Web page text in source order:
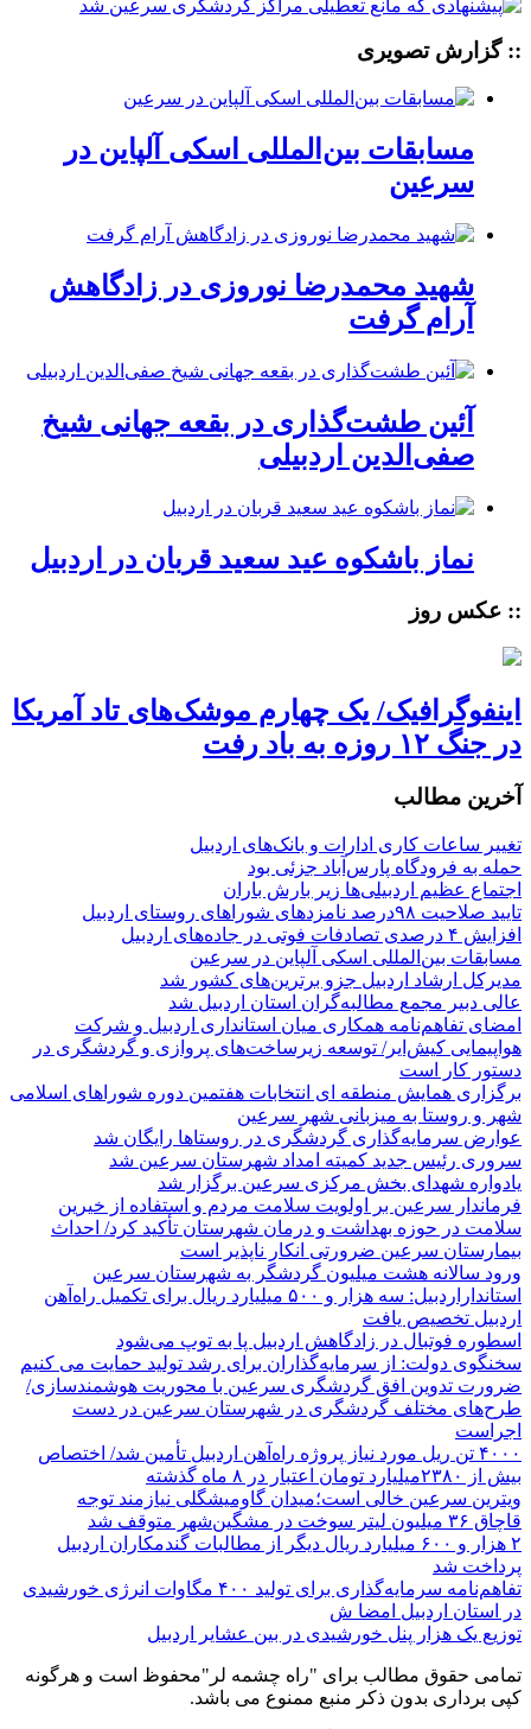
:: گزارش تصویری
مسابقات بین‌المللی اسکی آلپاین در
سرعین
شهید محمدرضا نوروزی در زادگاهش
آرام گرفت
آئین طشت‌گذاری در بقعه جهانی شیخ
صفی‌الدین اردبیلی
نماز باشکوه عید سعید قربان در اردبیل
:: عکس روز
اینفوگرافیک/ یک چهارم موشک‌های تاد آمریکا
در جنگ ۱۲ روزه به باد رفت
آخرین مطالب
تغییر ساعات کاری ادارات و بانک‌های اردبیل
حمله به فرودگاه پارس‌‌آباد جزئی بود
اجتماع عظیم اردبیلی‌ها زیر بارش باران
تایید صلاحیت ۹۸درصد نامزدهای شوراهای روستای اردبیل
افزایش ۴ درصدی تصادفات فوتی در جاده‌های اردبیل
مسابقات بین‌المللی اسکی آلپاین در سرعین
مدیرکل ارشاد اردبیل جزو برترین‌های کشور شد
عالی دبیر مجمع مطالبه‌گران استان اردبیل شد
امضای تفاهم‌نامه همکاری میان استانداری اردبیل و شرکت
هواپیمایی کیش‌ایر/ توسعه زیرساخت‌های پروازی و گردشگری در
دستور کار است
برگزاری همایش منطقه ای انتخابات هفتمین دوره شوراهای اسلامی
شهر و روستا به میزبانی شهر سرعین
عوارض سرمایه‌گذاری گردشگری در روستاها رایگان شد
سروری رئیس جدید کمیته امداد شهرستان سرعین شد
یادواره شهدای بخش مرکزی سرعین برگزار شد
فرماندار سرعین بر اولویت سلامت مردم و استفاده از خیرین
سلامت در حوزه بهداشت و درمان شهرستان تأکید کرد/ احداث
بیمارستان سرعین ضرورتی انکار ناپذیر است
ورود سالانه هشت میلیون گردشگر به شهرستان سرعین
استانداراردبیل: سه هزار و ۵۰۰ میلیارد ریال برای تکمیل راه‌آهن
اردبیل تخصیص یافت
اسطوره فوتبال در زادگاهش اردبیل پا به توپ می‌شود
سخنگوی دولت: از سرمایه‌گذاران برای رشد تولید حمایت می کنیم
ضرورت تدوین افق گردشگری سرعین با محوریت هوشمندسازی/
طرح‌های مختلف گردشگری در شهرستان سرعین در دست
اجراست
۴۰۰۰ تن ریل مورد نیاز پروژه راه‌آهن اردبیل تأمین شد/ اختصاص
بیش از ۲۳۸۰میلیارد تومان اعتبار در ۸ ماه گذشته
ویترین سرعین خالی است؛میدان گاومیشگلی نیازمند توجه
قاچاق ۳۶ میلیون لیتر سوخت در مشگین‌شهر متوقف شد
۲ هزار و ۶۰۰‌ میلیارد ریال دیگر از مطالبات گندمکاران اردبیل
پرداخت شد
تفاهم‌نامه سرمایه‌گذاری برای تولید ۴۰۰ مگاوات انرژی خورشیدی
در استان اردبیل امضا ش
توزیع یک هزار پنل خورشیدی در بین عشایر اردبیل
تمامی حقوق مطالب برای "راه چشمه لر"محفوظ است و هرگونه
کپی برداری بدون ذکر منبع ممنوع می باشد.